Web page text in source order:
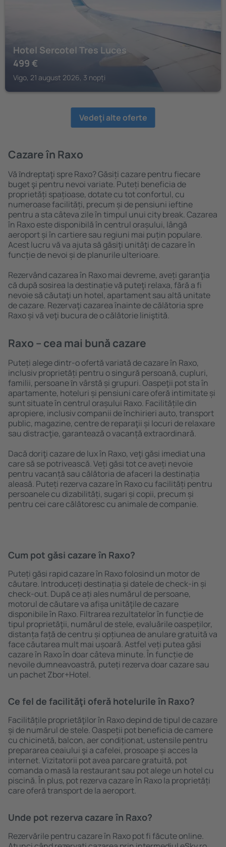
Hotel Sercotel Tres Luces
499 €
Vigo, 21 august 2026, 3 nopți
Vedeţi alte oferte
Cazare în Raxo
Vă ȋndreptaţi spre Raxo? Găsiți cazare pentru fiecare
buget şi pentru nevoi variate. Puteți beneficia de
proprietăți spațioase, dotate cu tot confortul, cu
numeroase facilități, precum și de pensiuni ieftine
pentru a sta câteva zile în timpul unui city break. Cazarea
în Raxo este disponibilă în centrul orașului, lângă
aeroport și în cartiere sau regiuni mai puțin populare.
Acest lucru vă va ajuta să găsiţi unităţi de cazare în
funcție de nevoi și de planurile ulterioare.
Rezervând cazarea în Raxo mai devreme, aveți garanţia
că după sosirea la destinație vă puteţi relaxa, fără a fi
nevoie să căutaţi un hotel, apartament sau altă unitate
de cazare. Rezervaţi cazarea înainte de călătoria spre
Raxo și vă veţi bucura de o călătorie liniştită.
Raxo – cea mai bună cazare
Puteți alege dintr-o ofertă variată de cazare în Raxo,
inclusiv proprietăți pentru o singură persoană, cupluri,
familii, persoane ȋn vârstă și grupuri. Oaspeţii pot sta în
apartamente, hoteluri și pensiuni care oferă intimitate și
sunt situate în centrul orașului Raxo. Facilitățile din
apropiere, inclusiv companii de închirieri auto, transport
public, magazine, centre de reparaţii și locuri de relaxare
sau distracţie, garantează o vacanță extraordinară.
Dacă doriţi cazare de lux în Raxo, veţi găsi imediat una
care să se potrivească. Veți găsi tot ce aveți nevoie
pentru vacanță sau călătoria de afaceri la destinația
aleasă. Puteți rezerva cazare în Raxo cu facilități pentru
persoanele cu dizabilități, sugari și copii, precum și
pentru cei care călătoresc cu animale de companie.
Cum pot găsi cazare în Raxo?
Puteți găsi rapid cazare în Raxo folosind un motor de
căutare. Introduceți destinația și datele de check-in și
check-out. După ce ați ales numărul de persoane,
motorul de căutare va afișa unităţile de cazare
disponibile în Raxo. Filtrarea rezultatelor în funcție de
tipul proprietăţii, numărul de stele, evaluările oaspeților,
distanța față de centru și opțiunea de anulare gratuită va
face căutarea mult mai ușoară. Astfel veți putea găsi
cazare în Raxo în doar câteva minute. În funcție de
nevoile dumneavoastră, puteți rezerva doar cazare sau
un pachet Zbor+Hotel.
Ce fel de facilităţi oferă hotelurile în Raxo?
Facilitățile proprietăţilor în Raxo depind de tipul de cazare
și de numărul de stele. Oaspeții pot beneficia de camere
cu chicinetă, balcon, aer condiționat, ustensile pentru
prepararea ceaiului şi a cafelei, prosoape și acces la
internet. Vizitatorii pot avea parcare gratuită, pot
comanda o masă la restaurant sau pot alege un hotel cu
piscină. În plus, pot rezerva cazare în Raxo la proprietăți
care oferă transport de la aeroport.
Unde pot rezerva cazare în Raxo?
Rezervările pentru cazare în Raxo pot fi făcute online.